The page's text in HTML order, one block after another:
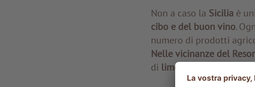
Non a caso la Sicilia è
cibo e del buon vino.
numero di prodotti
Nelle vicinanze del
di limoni